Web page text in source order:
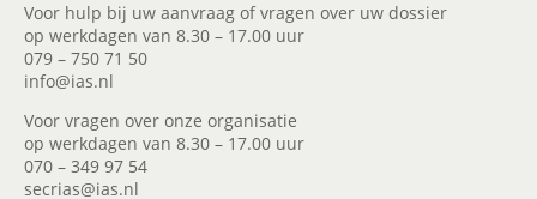
Voor hulp bij uw aanvraag of vragen over uw dossier
op werkdagen van 8.30 – 17.00 uur
079 – 750 71 50
info@ias.nl
Voor vragen over onze organisatie
op werkdagen van 8.30 – 17.00 uur
070 – 349 97 54
secrias@ias.nl